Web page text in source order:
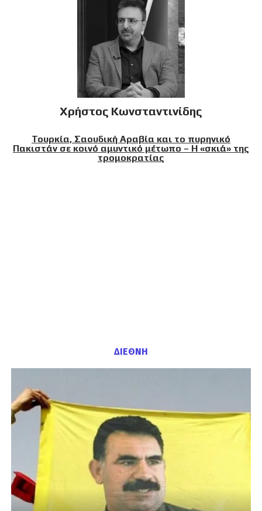
Χρήστος Κωνσταντινίδης
Τουρκία, Σαουδική Αραβία και το πυρηνικό
Πακιστάν σε κοινό αμυντικό μέτωπο – Η «σκιά» της
τρομοκρατίας
ΔΙΕΘΝΗ